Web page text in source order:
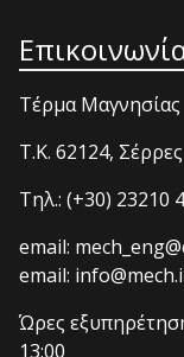
Τέρμα Μαγνησίας
T.K. 62124, Σέρρες
Τηλ.: (+30) 23210
email:
email:
Ώρες
13:00